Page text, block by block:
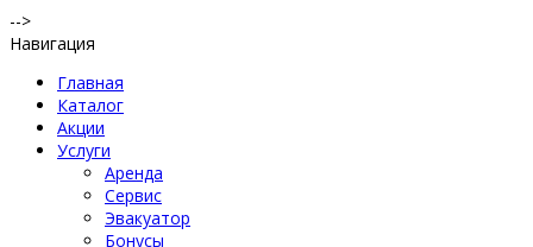
-->
Навигация
Главная
Каталог
Акции
Услуги
Аренда
Сервис
Эвакуатор
Бонусы